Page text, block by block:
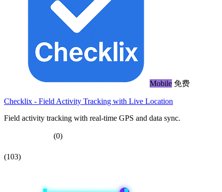
Mobile 免费
Checklix - Field Activity Tracking with Live Location
Field activity tracking with real-time GPS and data sync.
(0)
(103)